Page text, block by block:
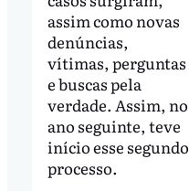
assim como novas
denúncias,
vítimas, perguntas
e buscas pela
verdade. Assim, no
ano seguinte, teve
início esse segundo
processo.